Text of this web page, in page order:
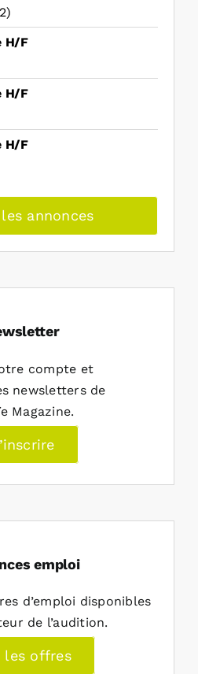
H/F
H/F
H/F
annonces
compte et
newsletters de
Magazine.
emploi
d’emploi disponibles
de l’audition.
les offres